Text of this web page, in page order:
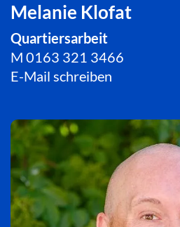
Melanie Klofat
Quartiersarbeit
M 0163 321 3466
E-Mail schreiben